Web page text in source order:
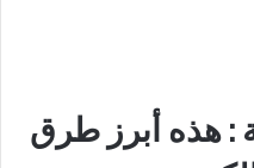
: هذه أبرز طرق